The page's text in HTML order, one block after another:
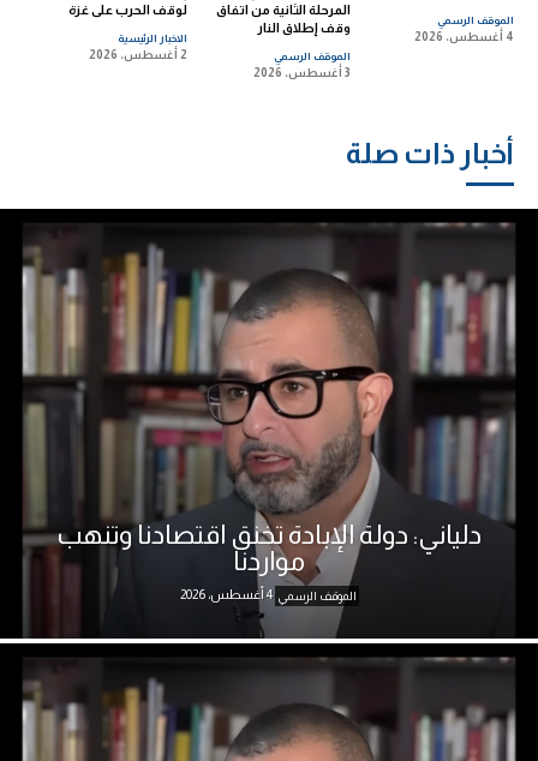
الموقف الرسمي
4 أغسطس، 2026
المرحلة الثانية من اتفاق
وقف إطلاق النار
الموقف الرسمي
3 أغسطس، 2026
لوقف الحرب على غزة
الاخبار الرئيسية
2 أغسطس، 2026
أخبار ذات صلة
دلياني: دولة الإبادة تخنق اقتصادنا وتنهب
مواردنا
الموقف الرسمي 4 أغسطس، 2026